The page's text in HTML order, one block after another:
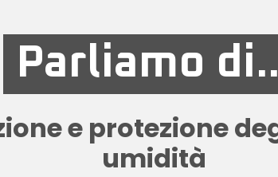
Parliamo
e protezione
umidità